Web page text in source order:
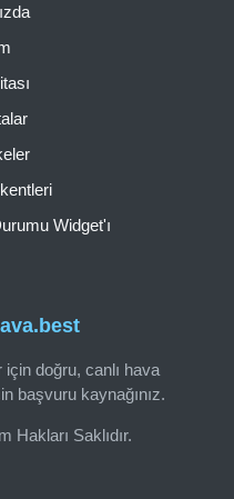
doğru, canlı hava
başvuru kaynağınız.
Hakları Saklıdır.
Widget'ı